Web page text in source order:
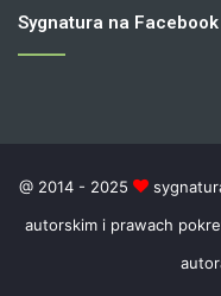
Sygnatura na Facebook
@ 2014 - 2025
autorskim i prawach